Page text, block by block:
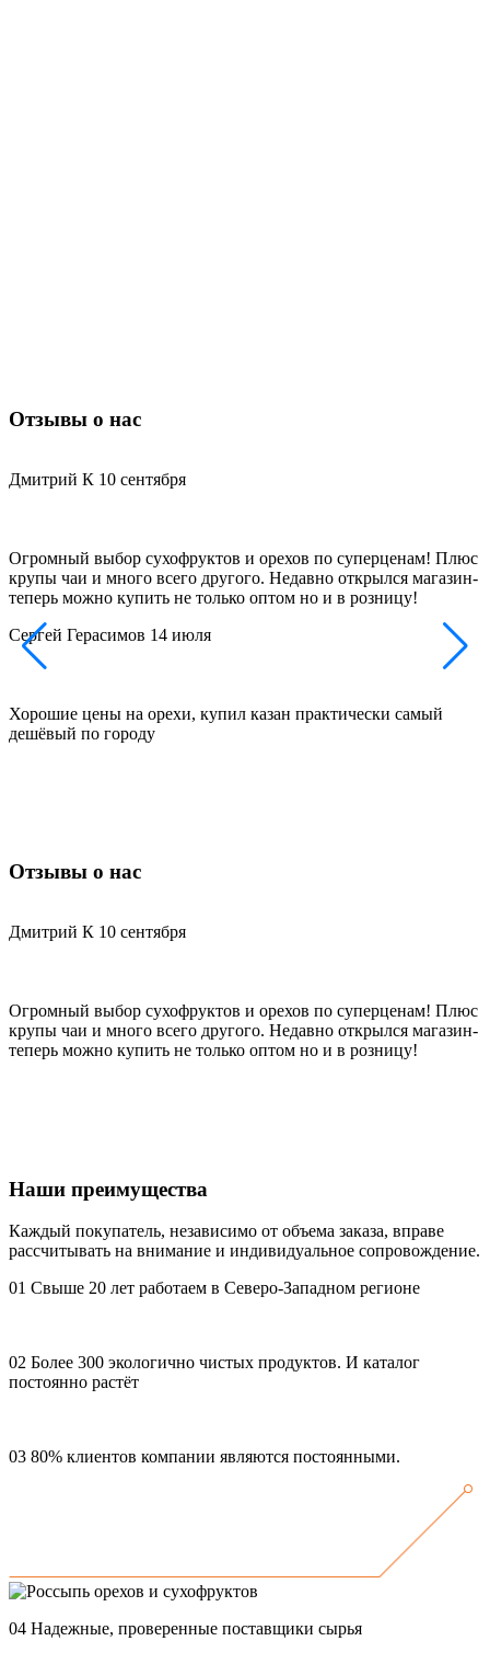
Отзывы о нас
Дмитрий К 10 сентября
Огромный выбор сухофруктов и орехов по суперценам! Плюс
крупы чаи и много всего другого. Недавно открылся магазин-
теперь можно купить не только оптом но и в розницу!
Сергей Герасимов 14 июля
Хорошие цены на орехи, купил казан практически самый
дешёвый по городу
Отзывы о нас
Дмитрий К 10 сентября
Огромный выбор сухофруктов и орехов по суперценам! Плюс
крупы чаи и много всего другого. Недавно открылся магазин-
теперь можно купить не только оптом но и в розницу!
Наши преимущества
Каждый покупатель, независимо от объема заказа, вправе
рассчитывать на внимание и индивидуальное сопровождение.
01 Свыше 20 лет работаем в Северо-Западном регионе
02 Более 300 экологично чистых продуктов. И каталог
постоянно растёт
03 80% клиентов компании являются постоянными.
04 Надежные, проверенные поставщики сырья